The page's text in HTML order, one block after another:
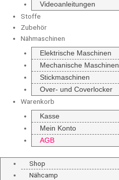
Videoanleitungen
Stoffe
Zubehör
Nähmaschinen
Elektrische Maschinen
Mechanische Maschinen
Stickmaschinen
Over- und Coverlocker
Warenkorb
Kasse
Mein Konto
AGB
Shop
Nähcamp